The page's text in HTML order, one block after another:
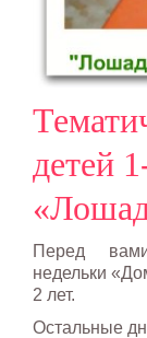
детей
Перед
недельки
2 лет.
Остальные